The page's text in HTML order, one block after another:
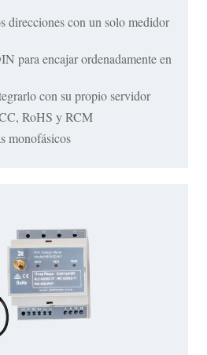
direcciones con un solo medidor
para encajar ordenadamente en
con su propio servidor
RoHS y RCM
monofásicos